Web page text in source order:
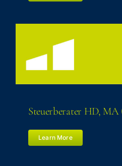
Steu­er­be­ra­ter HD,
Learn More